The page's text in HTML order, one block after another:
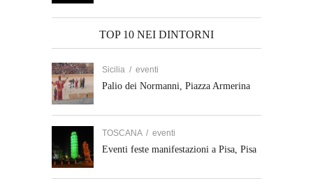
TOP 10 NEI DINTORNI
Sicilia / eventi
Palio dei Normanni, Piazza Armerina
TOSCANA / eventi
Eventi feste manifestazioni a Pisa, Pisa